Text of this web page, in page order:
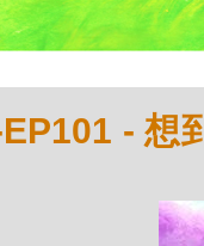
EP101 - 想